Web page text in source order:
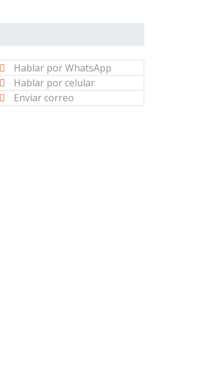
Hablar por WhatsApp
Hablar por celular
Enviar correo